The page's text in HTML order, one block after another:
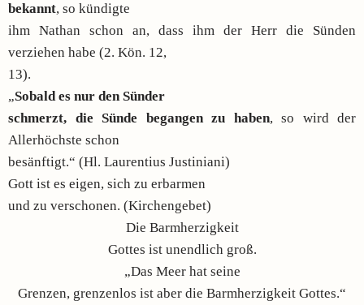
bekannt, so kündigte
ihm Nathan schon an, dass ihm der Herr die Sünden
verziehen habe (2. Kön. 12,
13).
„Sobald es nur den Sünder
schmerzt, die Sünde begangen zu haben, so wird der
Allerhöchste schon
besänftigt.“ (Hl. Laurentius Justiniani)
Gott ist es eigen, sich zu erbarmen
und zu verschonen. (Kirchengebet)
Die Barmherzigkeit
Gottes ist unendlich groß.
„Das Meer hat seine
Grenzen, grenzenlos ist aber die Barmherzigkeit Gottes.“